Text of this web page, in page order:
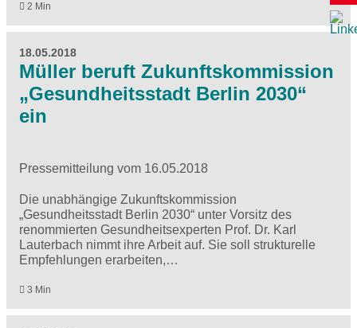
2 Min
18.05.2018
Müller beruft Zukunftskommission
„Gesundheitsstadt Berlin 2030“
ein
Pressemitteilung vom 16.05.2018
Die unabhängige Zukunftskommission
„Gesundheitsstadt Berlin 2030“ unter Vorsitz des
renommierten Gesundheitsexperten Prof. Dr. Karl
Lauterbach nimmt ihre Arbeit auf. Sie soll strukturelle
Empfehlungen erarbeiten,…
3 Min